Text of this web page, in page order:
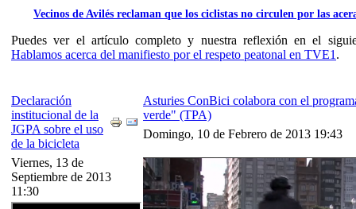
Vecinos de Avilés reclaman que los ciclistas no circulen por las
Puedes ver el artículo completo y nuestra reflexión en el
Hablamos acerca del manifiesto por el respeto peatonal en TVE1 .
Declaración
institucional de la
JGPA sobre el uso
de la bicicleta
Viernes, 13 de
Septiembre de 2013
11:30
Asturies ConBici colabora con el
verde" (TPA)
Domingo, 10 de Febrero de 2013 19:43